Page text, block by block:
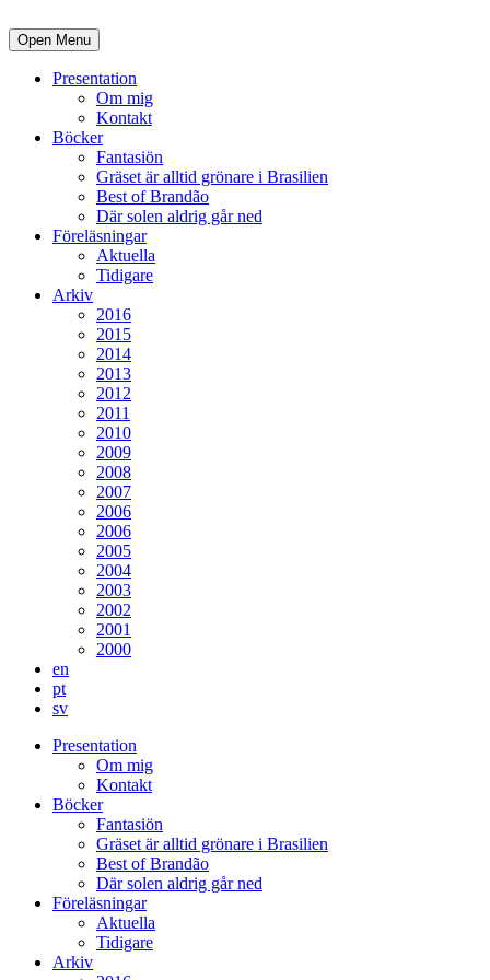
Open Menu
Presentation
Om mig
Kontakt
Böcker
Fantasiön
Gräset är alltid grönare i Brasilien
Best of Brandão
Där solen aldrig går ned
Föreläsningar
Aktuella
Tidigare
Arkiv
2016
2015
2014
2013
2012
2011
2010
2009
2008
2007
2006
2006
2005
2004
2003
2002
2001
2000
en
pt
sv
Presentation
Om mig
Kontakt
Böcker
Fantasiön
Gräset är alltid grönare i Brasilien
Best of Brandão
Där solen aldrig går ned
Föreläsningar
Aktuella
Tidigare
Arkiv